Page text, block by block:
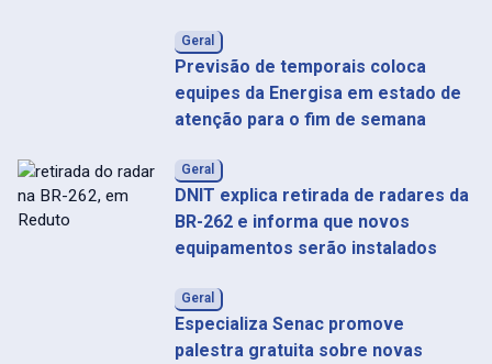
Geral
Previsão de temporais coloca
equipes da Energisa em estado de
atenção para o fim de semana
Geral
DNIT explica retirada de radares da
BR-262 e informa que novos
equipamentos serão instalados
Geral
Especializa Senac promove
palestra gratuita sobre novas